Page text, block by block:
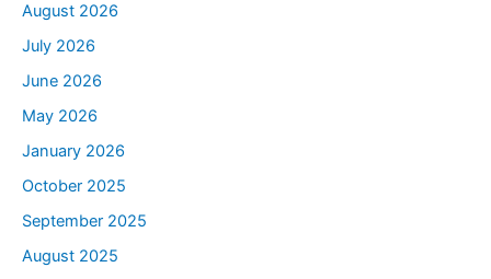
August 2026
July 2026
June 2026
May 2026
January 2026
October 2025
September 2025
August 2025